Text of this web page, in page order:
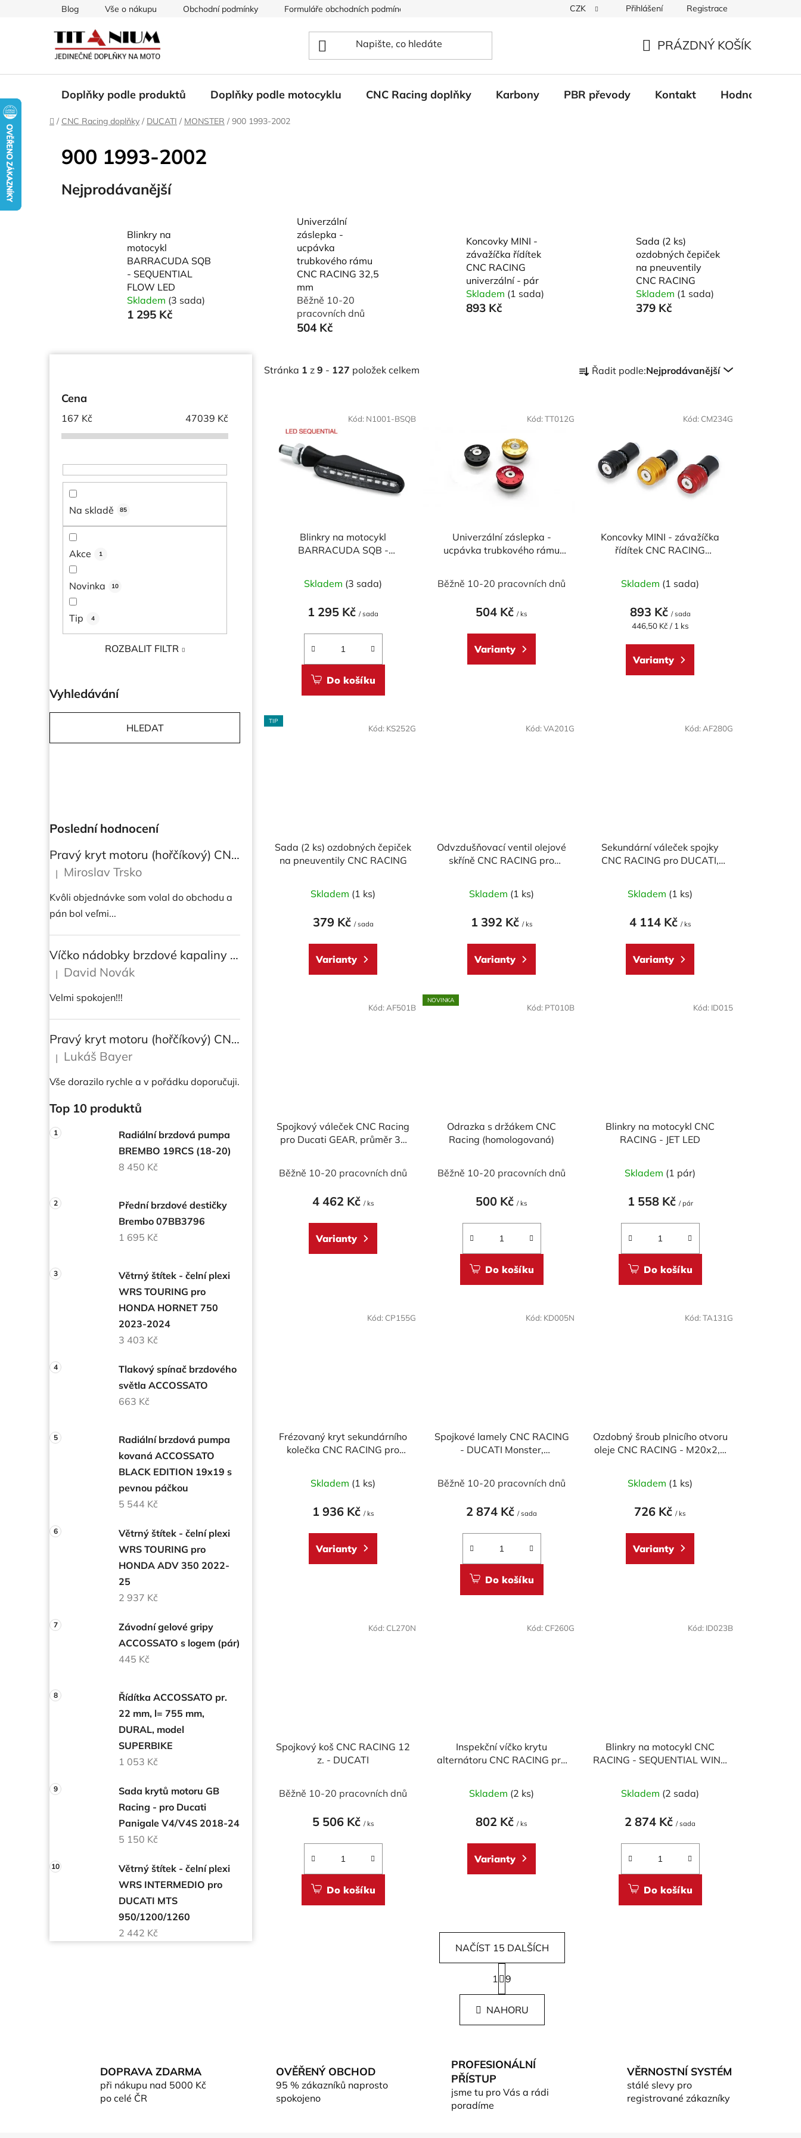
Blog Vše o nákupu Obchodní podmínky Formuláře obchodních podmínek Věrnostní systém Moje objednávka
CZK Přihlášení Registrace
KOŠÍK
PRÁZDNÝ KOŠÍK
Doplňky podle produktů Doplňky podle motocyklu CNC Racing doplňky Karbony PBR převody Kontakt Hodnocení
Domů
/ CNC Racing doplňky / DUCATI / MONSTER / 900 1993-2002
900 1993-2002
Nejprodávanější
Blinkry na
motocykl
BARRACUDA SQB
- SEQUENTIAL
FLOW LED
Skladem (3 sada)
1 295 Kč
Univerzální
záslepka -
ucpávka
trubkového rámu
CNC RACING 32,5
mm
Běžně 10-20
pracovních dnů
504 Kč
Koncovky MINI -
závažíčka řídítek
CNC RACING
univerzální - pár
Skladem (1 sada)
893 Kč
Sada (2 ks)
ozdobných čepiček
na pneuventily
CNC RACING
Skladem (1 sada)
379 Kč
Cena
167 Kč 47039 Kč
Na skladě 85
Akce 1
Novinka 10
Tip 4
ROZBALIT FILTR
Vyhledávání
HLEDAT
Poslední hodnocení
Pravý kryt motoru (hořčíkový) CNC RACING pro instalaci transparetního krytu spojky pro Ducati Streetfighter V4/V4S
Hodnocení produktu je 5 z 5 hvězdiček.
| Miroslav Trsko
Kvôli objednávke som volal do obchodu a
pán bol veľmi...
Víčko nádobky brzdové kapaliny CNC Racing - BICOLOR
Hodnocení produktu je 5 z 5 hvězdiček.
| David Novák
Velmi spokojen!!!
Pravý kryt motoru (hořčíkový) CNC RACING pro instalaci transparetního krytu spojky pro DUCATI Multistrada/ Diavel V4/ V4S
Hodnocení produktu je 5 z 5 hvězdiček.
| Lukáš Bayer
Vše dorazilo rychle a v pořádku doporučuji.
Top 10 produktů
Radiální brzdová pumpa
BREMBO 19RCS (18-20)
8 450 Kč
Přední brzdové destičky
Brembo 07BB3796
1 695 Kč
Větrný štítek - čelní plexi
WRS TOURING pro
HONDA HORNET 750
2023-2024
3 403 Kč
Tlakový spínač brzdového
světla ACCOSSATO
663 Kč
Radiální brzdová pumpa
kovaná ACCOSSATO
BLACK EDITION 19x19 s
pevnou páčkou
5 544 Kč
Větrný štítek - čelní plexi
WRS TOURING pro
HONDA ADV 350 2022-
25
2 937 Kč
Závodní gelové gripy
ACCOSSATO s logem (pár)
445 Kč
Řídítka ACCOSSATO pr.
22 mm, l= 755 mm,
DURAL, model
SUPERBIKE
1 053 Kč
Sada krytů motoru GB
Racing - pro Ducati
Panigale V4/V4S 2018-24
5 150 Kč
Větrný štítek - čelní plexi
WRS INTERMEDIO pro
DUCATI MTS
950/1200/1260
2 442 Kč
Stránka 1 z 9 - 127 položek celkem
a Řadit podle:Nejprodávanější
Blinkry na motocykl
BARRACUDA SQB -
Skladem (3 sada)
1 295 Kč/ sada
Do košíku
Kód: N1001-BSQB
Univerzální záslepka -
ucpávka trubkového rámu
Běžně 10-20 pracovních dnů
504 Kč/ ks
Varianty
Kód: TT012G
Koncovky MINI - závažíčka
řídítek CNC RACING
Skladem (1 sada)
893 Kč / sada
Měrná
446,50 Kč / 1 ks
Varianty
Kód: CM234G
TIP
Sada (2 ks) ozdobných čepiček
na pneuventily CNC RACING
hodnocení
produktu
z
Skladem (1 ks)
379 Kč / sada
Varianty
Kód: KS252G
Odvzdušňovací ventil olejové
skříně CNC RACING pro
Skladem (1 ks)
1 392 Kč / ks
Varianty
Kód:VA201G
Sekundární váleček spojky
CNC RACING pro DUCATI,
hodnocení
produktu
z
Skladem (1 ks)
4 114 Kč / ks
Varianty
Kód:AF280G
Spojkový váleček CNC Racing
pro Ducati GEAR, průměr 30
Běžně 10-20 pracovních dnů
4 462 Kč / ks
Varianty
Kód:AF501B
NOVINKA
Odrazka s držákem CNC
Racing (homologovaná)
Běžně 10-20 pracovních dnů
500 Kč/ ks
Do košíku
Kód: PT010B
Blinkry na motocykl CNC
RACING - JET LED
Skladem (1 pár)
1 558 Kč / pár
Do košíku
Kód: ID015
Frézovaný kryt sekundárního
kolečka CNC RACING pro
Skladem (1 ks)
1 936 Kč / ks
Varianty
Kód: CP155G
Spojkové lamely CNC RACING
- DUCATI Monster,
hodnocení
produktu
5,0
z
hvězdiček.
Běžně 10-20 pracovních dnů
2 874 Kč/ sada
Do košíku
Kód: KD005N
Ozdobný šroub plnicího otvoru
oleje CNC RACING - M20x2,5
hodnocení
produktu
5,0
z
Skladem (1 ks)
726 Kč/ ks
Varianty
Kód: TA131G
Spojkový koš CNC RACING 12
z. - DUCATI
hodnocení
produktu
5,0
z
hvězdiček.
Běžně 10-20 pracovních dnů
5 506 Kč / ks
Do košíku
Kód: CL270N
Inspekční víčko krytu
alternátoru CNC RACING pro
Skladem (2 ks)
802 Kč/ ks
Varianty
Kód: CF260G
Blinkry na motocykl CNC
RACING - SEQUENTIAL WING
Skladem (2 sada)
2 874 Kč/ sada
Do košíku
Kód: ID023B
O
v
l
á
c
p
NAČÍST 15 DALŠÍCH
S
t
r
n
k
á
n
1 9
NAHORU
DOPRAVA ZDARMA
při nákupu nad 5000 Kč
po celé ČR
OVĚŘENÝ OBCHOD
95 % zákazníků naprosto
spokojeno
PROFESIONÁLNÍ
PŘÍSTUP
jsme tu pro Vás a rádi
poradíme
VĚRNOSTNÍ SYSTÉM
stálé slevy pro
registrované zákazníky